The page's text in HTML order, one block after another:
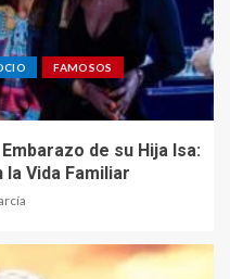
FAMOSOS
de su Hija Isa:
la Vida Familiar